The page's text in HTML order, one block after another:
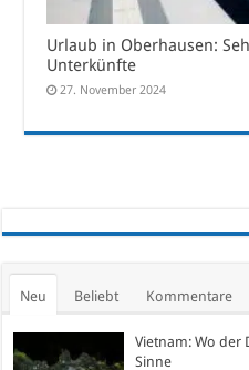
Urlaub in Oberhausen:
Unterkünfte
27. November 2024
Neu Beliebt Kommentare
Vietnam: Wo der
Sinne